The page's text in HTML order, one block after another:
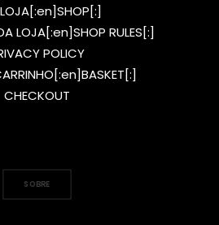
LOJA[:en]SHOP RULES[:]
POLICY
CHECKOUT
SOBRE